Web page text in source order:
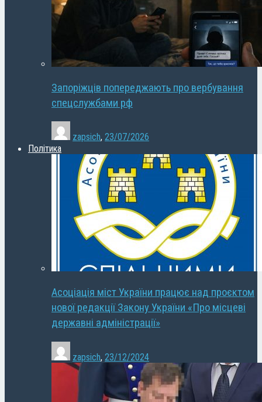
Запоріжців попереджають про вербування
спецслужбами рф
zapsich, 23/07/2026
Політика
Асоціація міст України працює над проєктом
нової редакції Закону України «Про місцеві
державні адміністрації»
zapsich, 23/12/2024